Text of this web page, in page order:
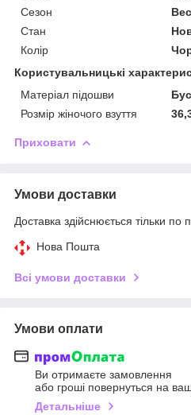
Сезон
Стан
Колір
Користувальницькі
Матеріал підошви
Розмір жіночого взуття
Приховати
Умови доставки
Доставка здійснюється тільки по
Нова Пошта
Всі умови доставки
Умови оплати
Ви отримаєте замовлення
або гроші повернуться на
Детальніше